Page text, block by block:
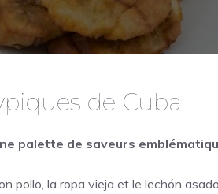
de Cuba
palette de saveurs
pollo, la ropa vieja et le lechón